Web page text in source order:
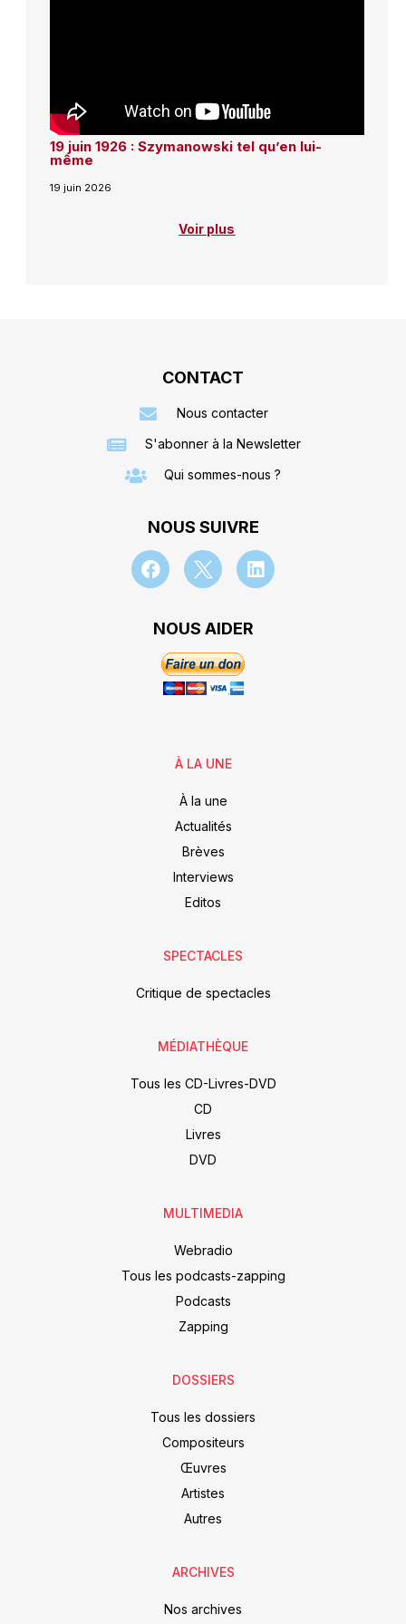
19 juin 1926 : Szymanowski tel qu’en lui-
même
19 juin 2026
Voir plus
CONTACT
Nous contacter
S'abonner à la Newsletter
Qui sommes-nous ?
NOUS SUIVRE
NOUS AIDER
À LA UNE
À la une
Actualités
Brèves
Interviews
Editos
SPECTACLES
Critique de spectacles
MÉDIATHÈQUE
Tous les CD-Livres-DVD
CD
Livres
DVD
MULTIMEDIA
Webradio
Tous les podcasts-zapping
Podcasts
Zapping
DOSSIERS
Tous les dossiers
Compositeurs
Œuvres
Artistes
Autres
ARCHIVES
Nos archives